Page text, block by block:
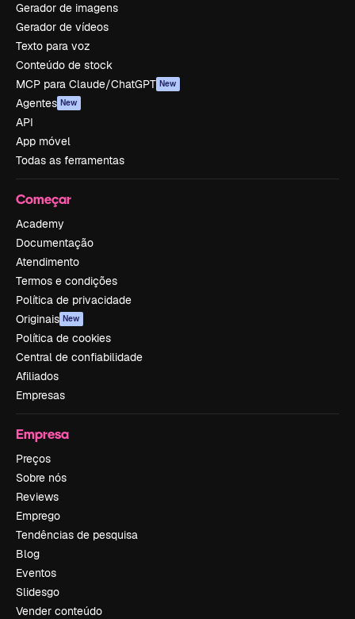
Gerador de imagens
Gerador de vídeos
Texto para voz
Conteúdo de stock
MCP para Claude/ChatGPT New
Agentes New
API
App móvel
Todas as ferramentas
Começar
Academy
Documentação
Atendimento
Termos e condições
Política de privacidade
Originais New
Política de cookies
Central de confiabilidade
Afiliados
Empresas
Empresa
Preços
Sobre nós
Reviews
Emprego
Tendências de pesquisa
Blog
Eventos
Slidesgo
Vender conteúdo